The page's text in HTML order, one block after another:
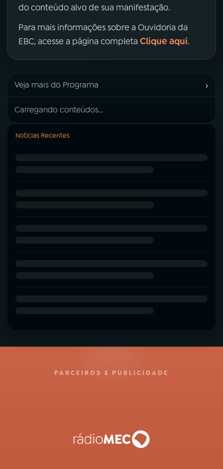
do conteúdo alvo de sua manifestação.
Para mais informações sobre a Ouvidoria da
EBC, acesse a página completa Clique aqui.
Veja mais do Programa ›
Carregando conteúdos...
Notícias Recentes
PARCEIROS E PUBLICIDADE